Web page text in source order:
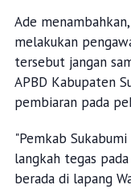
Ade
melakukan
tersebut jangan
APBD Kabupaten
pembiaran pada
"Pemkab
langkah tegas
berada di lapang